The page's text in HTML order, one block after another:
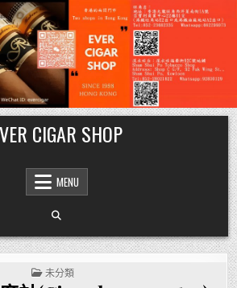
CIGAR SHOP
MENU
POSTED
IN
未分類